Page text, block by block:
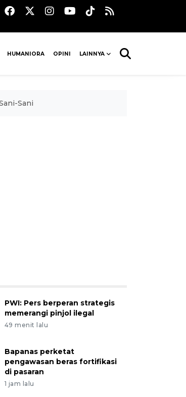
HUMANIORA OPINI LAINNYA
Sani
PWI: Pers berperan strategis
memerangi pinjol ilegal
49 menit lalu
Bapanas perketat
pengawasan beras fortifikasi
di pasaran
1 jam lalu